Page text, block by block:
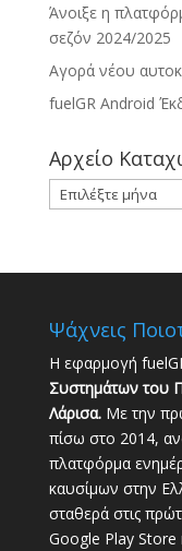
Άνοιξε η
σεζόν 2024/2025
Αγορά νέου
fuelGR Android
Αρχείο
Αρχείο
Καταχωρήσεων
Ψάχνεις
Η εφαρμογή
Συστημάτων του
Λάρισα.Με την
πίσω στο 2014,
πλατφόρμα
καυσίμων στην
σταθερά στις
Google Play Store